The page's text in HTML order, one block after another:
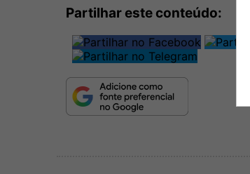
Partilhar este conteúdo: